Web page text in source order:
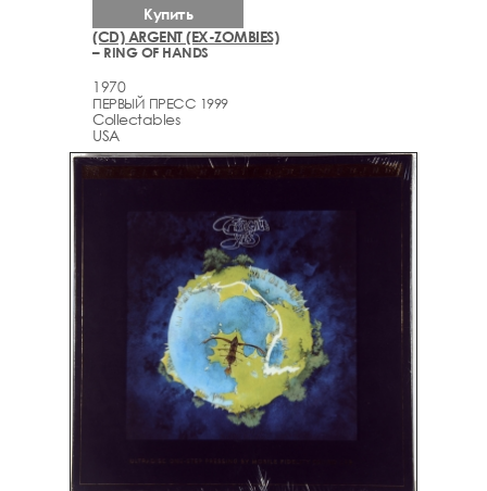
(CD) ARGENT (EX-ZOMBIES)
– RING OF HANDS
1970
ПЕРВЫЙ ПРЕСС 1999
Collectables
USA
Купить